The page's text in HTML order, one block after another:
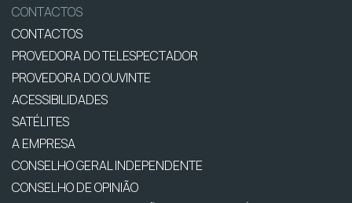
CONTACTOS
CONTACTOS
PROVEDORA DO TELESPECTADOR
PROVEDORA DO OUVINTE
ACESSIBILIDADES
SATÉLITES
A EMPRESA
CONSELHO GERAL INDEPENDENTE
CONSELHO DE OPINIÃO